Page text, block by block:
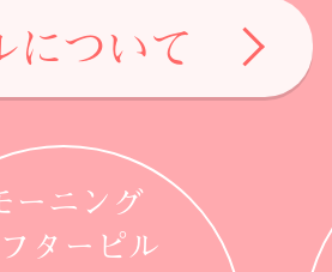
について
ーニング
ターピル